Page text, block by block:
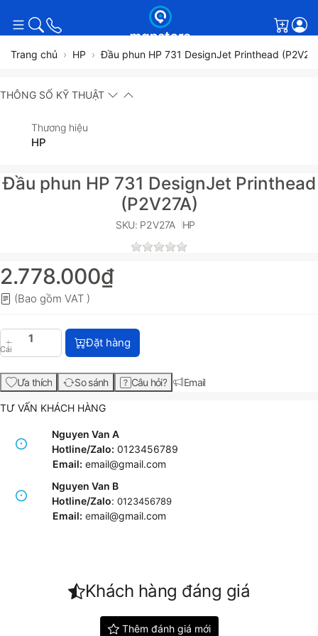
Giỏ
Trang chủ HP Đầu phun HP 731 DesignJet Printhead
THÔNG SỐ KỸ THUẬT
Thương hiệu
HP
Đầu phun HP 731 DesignJet Printhead
(P2V27A)
SKU: P2V27A HP
2.778.000₫
(Bao gồm VAT )
Cái
Đầu phun HP 731 DesignJet Printhead (P2V27A)
Đặt hàng
Ưa thích So sánh Câu hỏi? Email
TƯ VẤN KHÁCH HÀNG
Nguyen Van A
Hotline/Zalo: 0123456789
Email: email@gmail.com
Nguyen Van B
Hotline/Zalo: 0123456789
Email: email@gmail.com
Khách hàng đáng giá
Thêm đánh giá mới